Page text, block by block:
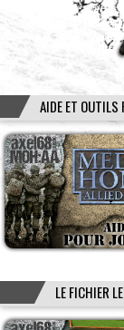
AIDE ET OUTILS
LE FICHIER